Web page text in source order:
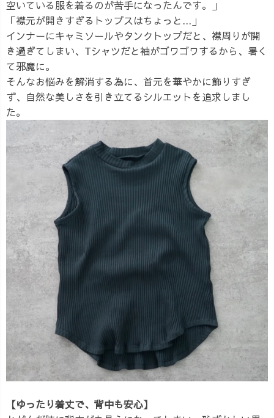
空いている服を着るのが苦手になったんです。」
「襟元が開きすぎるトップスはちょっと...」
インナーにキャミソールやタンクトップだと、襟周りが開
き過ぎてしまい、Tシャツだと袖がゴワゴワするから、暑く
て邪魔に。
そんなお悩みを解消する為に、首元を華やかに飾りすぎ
ず、自然な美しさを引き立てるシルエットを追求しまし
た。
【ゆったり着丈で、背中も安心】